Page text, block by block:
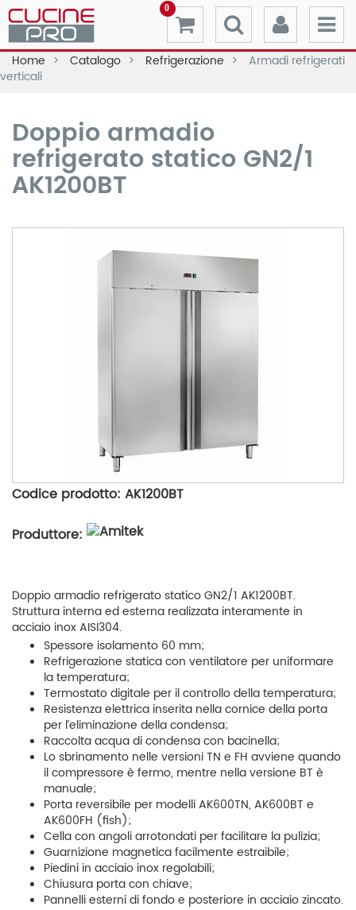
0
Home Catalogo Refrigerazione
Armadi refrigerati
verticali
Doppio armadio
refrigerato statico GN2/1
AK1200BT
Codice prodotto: AK1200BT
Produttore:
Doppio armadio refrigerato statico GN2/1 AK1200BT.
Struttura interna ed esterna realizzata interamente in
acciaio inox AISI304.
Spessore isolamento 60 mm;
Refrigerazione statica con ventilatore per uniformare
la temperatura;
Termostato digitale per il controllo della temperatura;
Resistenza elettrica inserita nella cornice della porta
per l’eliminazione della condensa;
Raccolta acqua di condensa con bacinella;
Lo sbrinamento nelle versioni TN e FH avviene quando
il compressore è fermo, mentre nella versione BT è
manuale;
Porta reversibile per modelli AK600TN, AK600BT e
AK600FH (fish);
Cella con angoli arrotondati per facilitare la pulizia;
Guarnizione magnetica facilmente estraibile;
Piedini in acciaio inox regolabili;
Chiusura porta con chiave;
Pannelli esterni di fondo e posteriore in acciaio zincato.